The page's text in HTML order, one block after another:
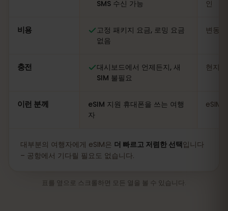
SMS 수신 가능 인
비용
고정 패키지 요금, 로밍 요금
없음
변동
충전
대시보드에서 언제든지, 새
SIM 불필요
현지
이런 분께
eSIM 지원 휴대폰을 쓰는 여행
자
eSIM
대부분의 여행자에게 eSIM은 더 빠르고 저렴한 선택입니다
– 공항에서 기다릴 필요도 없습니다.
표를 옆으로 스크롤하면 모든 열을 볼 수 있습니다.